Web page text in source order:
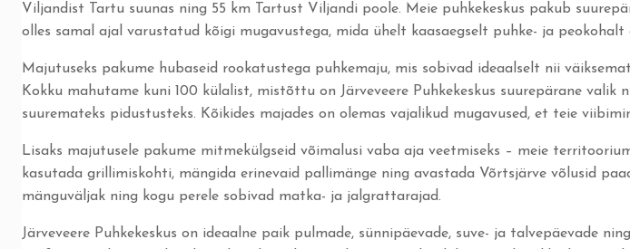
Viljandist Tartu suunas ning 55 km Tartust Viljandi poole. Meie puhkekeskus pakub
olles samal ajal varustatud kõigi mugavustega, mida ühelt kaasaegselt puhke- ja peokohalt
Majutuseks pakume hubaseid rookatustega puhkemaju, mis sobivad ideaalselt nii
Kokku mahutame kuni 100 külalist, mistõttu on Järveveere Puhkekeskus suurepärane valik
suuremateks pidustusteks. Kõikides majades on olemas vajalikud mugavused, et teie
Lisaks majutusele pakume mitmekülgseid võimalusi vaba aja veetmiseks – meie
kasutada grillimiskohti, mängida erinevaid pallimänge ning avastada Võrtsjärve võlusid
mänguväljak ning kogu perele sobivad matka- ja jalgrattarajad.
Järveveere Puhkekeskus on ideaalne paik pulmade, sünnipäevade, suve- ja talvepäevade